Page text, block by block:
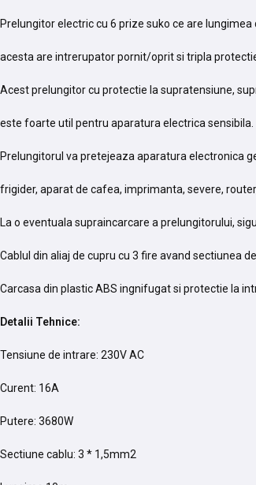
Prelungitor electric cu 6 prize suko ce are
acesta are intrerupator pornit/oprit si tripla
Acest prelungitor cu protectie la supratensiune,
este foarte util pentru aparatura electrica sensibila.
Prelungitorul va pretejeaza aparatura electronica
frigider, aparat de cafea, imprimanta, severe,
La o eventuala supraincarcare a prelungitorului,
Cablul din aliaj de cupru cu 3 fire avand sectiunea
Carcasa din plastic ABS ingnifugat si protectie la
Detalii Tehnice:
Tensiune de intrare: 230V AC
Curent: 16A
Putere: 3680W
Sectiune cablu: 3 * 1,5mm2